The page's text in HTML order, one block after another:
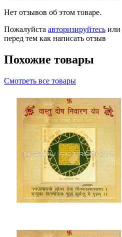
Нет отзывов об этом товаре.
Пожалуйста авторизируйтесь или
перед тем как написать отзыв
Похожие товары
Смотреть все товары